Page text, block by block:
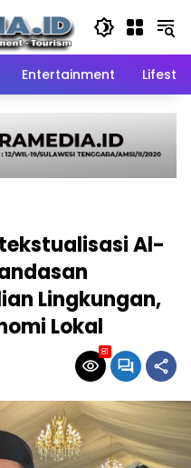
Entertainment
Al-
Lingkungan,
Lokal
81